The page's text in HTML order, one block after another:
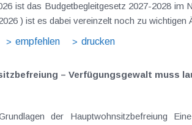
ist das Budgetbegleitgesetz 2027-2028
) ist es dabei vereinzelt noch zu
empfehlen drucken
– Verfügungsgewalt muss
der Hauptwohnsitzbefreiung